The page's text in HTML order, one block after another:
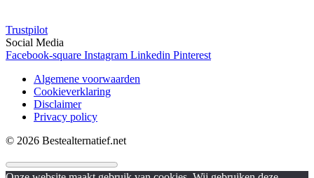
Trustpilot
Social Media
Facebook-square Instagram Linkedin Pinterest
Algemene voorwaarden
Cookieverklaring
Disclaimer
Privacy policy
© 2026 Bestealternatief.net